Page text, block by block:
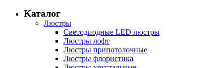
Каталог
Люстры
Светодиодные LED люстры
Люстры лофт
Люстры припотолочные
Люстры флористика